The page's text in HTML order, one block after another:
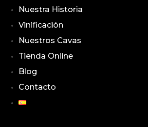
Nuestra Historia
Vinificación
Nuestros Cavas
Tienda Online
Blog
Contacto